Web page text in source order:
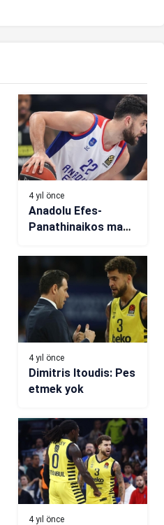
4 yıl önce
Anadolu Efes-
Panathinaikos maçı
kaçta, hangi
kanalda?
4 yıl önce
Dimitris Itoudis: Pes
etmek yok
4 yıl önce